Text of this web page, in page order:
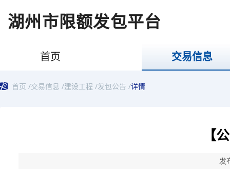
湖州市限额发包平台
首页 交易信息
首页 /交易信息 /建设工程 /发包公告 /详情
【
发